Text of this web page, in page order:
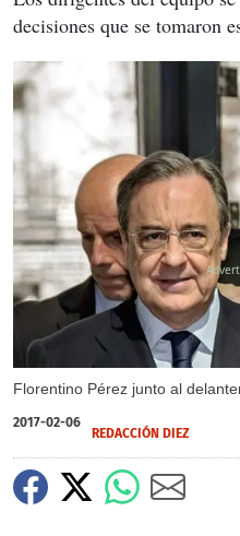
decisiones que se tomaron
Florentino Pérez junto al
2017-02-06
REDACCIÓN DIEZ